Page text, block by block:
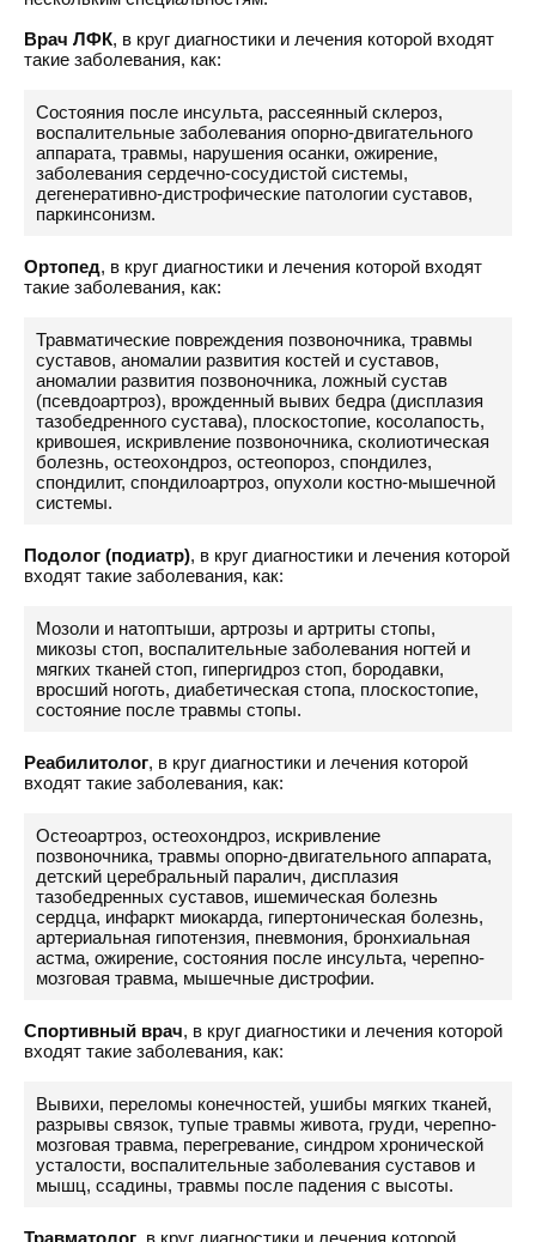
Врач ЛФК, в круг диагностики и лечения которой входят
такие заболевания, как:
Состояния после инсульта, рассеянный склероз,
воспалительные заболевания опорно-двигательного
аппарата, травмы, нарушения осанки, ожирение,
заболевания сердечно-сосудистой системы,
дегенеративно-дистрофические патологии суставов,
паркинсонизм.
Ортопед, в круг диагностики и лечения которой входят
такие заболевания, как:
Травматические повреждения позвоночника, травмы
суставов, аномалии развития костей и суставов,
аномалии развития позвоночника, ложный сустав
(псевдоартроз), врожденный вывих бедра (дисплазия
тазобедренного сустава), плоскостопие, косолапость,
кривошея, искривление позвоночника, сколиотическая
болезнь, остеохондроз, остеопороз, спондилез,
спондилит, спондилоартроз, опухоли костно-мышечной
системы.
Подолог (подиатр), в круг диагностики и лечения которой
входят такие заболевания, как:
Мозоли и натоптыши, артрозы и артриты стопы,
микозы стоп, воспалительные заболевания ногтей и
мягких тканей стоп, гипергидроз стоп, бородавки,
вросший ноготь, диабетическая стопа, плоскостопие,
состояние после травмы стопы.
Реабилитолог, в круг диагностики и лечения которой
входят такие заболевания, как:
Остеоартроз, остеохондроз, искривление
позвоночника, травмы опорно-двигательного аппарата,
детский церебральный паралич, дисплазия
тазобедренных суставов, ишемическая болезнь
сердца, инфаркт миокарда, гипертоническая болезнь,
артериальная гипотензия, пневмония, бронхиальная
астма, ожирение, состояния после инсульта, черепно-
мозговая травма, мышечные дистрофии.
Спортивный врач, в круг диагностики и лечения которой
входят такие заболевания, как:
Вывихи, переломы конечностей, ушибы мягких тканей,
разрывы связок, тупые травмы живота, груди, черепно-
мозговая травма, перегревание, синдром хронической
усталости, воспалительные заболевания суставов и
мышц, ссадины, травмы после падения с высоты.
Травматолог , в круг диагностики и лечения которой